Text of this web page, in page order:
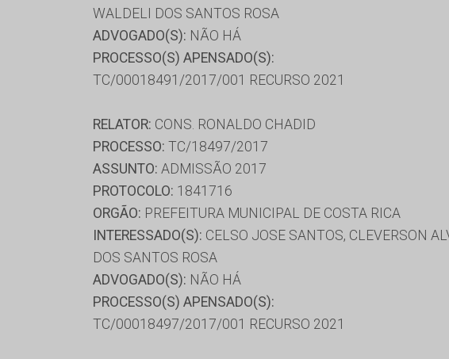
WALDELI DOS SANTOS ROSA
ADVOGADO(S): NÃO HÁ
PROCESSO(S) APENSADO(S):
TC/00018491/2017/001 RECURSO 2021
RELATOR: CONS. RONALDO CHADID
PROCESSO: TC/18497/2017
ASSUNTO: ADMISSÃO 2017
PROTOCOLO: 1841716
ORGÃO: PREFEITURA MUNICIPAL DE COSTA RICA
INTERESSADO(S): CELSO JOSE SANTOS, CLEVERSON
DOS SANTOS ROSA
ADVOGADO(S): NÃO HÁ
PROCESSO(S) APENSADO(S):
TC/00018497/2017/001 RECURSO 2021